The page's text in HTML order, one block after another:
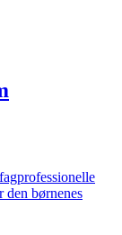
den børnenes